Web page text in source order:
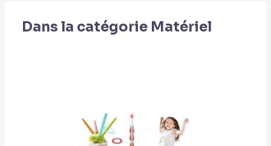
Dans la catégorie Matériel